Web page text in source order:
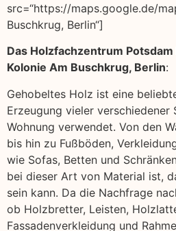
src=“https://maps.google.de/
Buschkrug, Berlin“]
Das Holzfachzentrum
Kolonie Am Buschkrug, Berlin:
Gehobeltes Holz ist eine
Erzeugung vieler verschiedener
Wohnung verwendet. Von den
bis hin zu Fußböden,
wie Sofas, Betten und
bei dieser Art von Material ist,
sein kann. Da die Nachfrage
ob Holzbretter, Leisten,
Fassadenverkleidung und